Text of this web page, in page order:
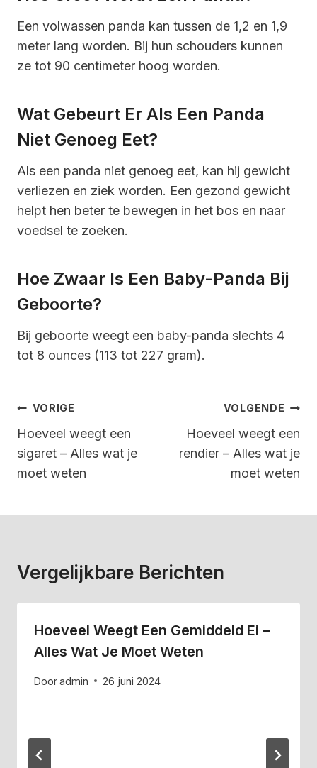
Een volwassen panda kan tussen de 1,2 en 1,9
meter lang worden. Bij hun schouders kunnen
ze tot 90 centimeter hoog worden.
Wat Gebeurt Er Als Een Panda
Niet Genoeg Eet?
Als een panda niet genoeg eet, kan hij gewicht
verliezen en ziek worden. Een gezond gewicht
helpt hen beter te bewegen in het bos en naar
voedsel te zoeken.
Hoe Zwaar Is Een Baby-Panda Bij
Geboorte?
Bij geboorte weegt een baby-panda slechts 4
tot 8 ounces (113 tot 227 gram).
Bericht
Navigatie
VORIGE
Hoeveel weegt een
sigaret – Alles wat je
moet weten
VOLGENDE
Hoeveel weegt een
rendier – Alles wat je
moet weten
Vergelijkbare Berichten
Hoeveel Weegt Een Gemiddeld Ei –
Alles Wat Je Moet Weten
Dooradmin 26 juni 2024